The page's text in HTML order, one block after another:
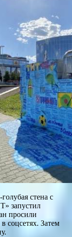
стена с
запустил
просили
соцсетях. Затем